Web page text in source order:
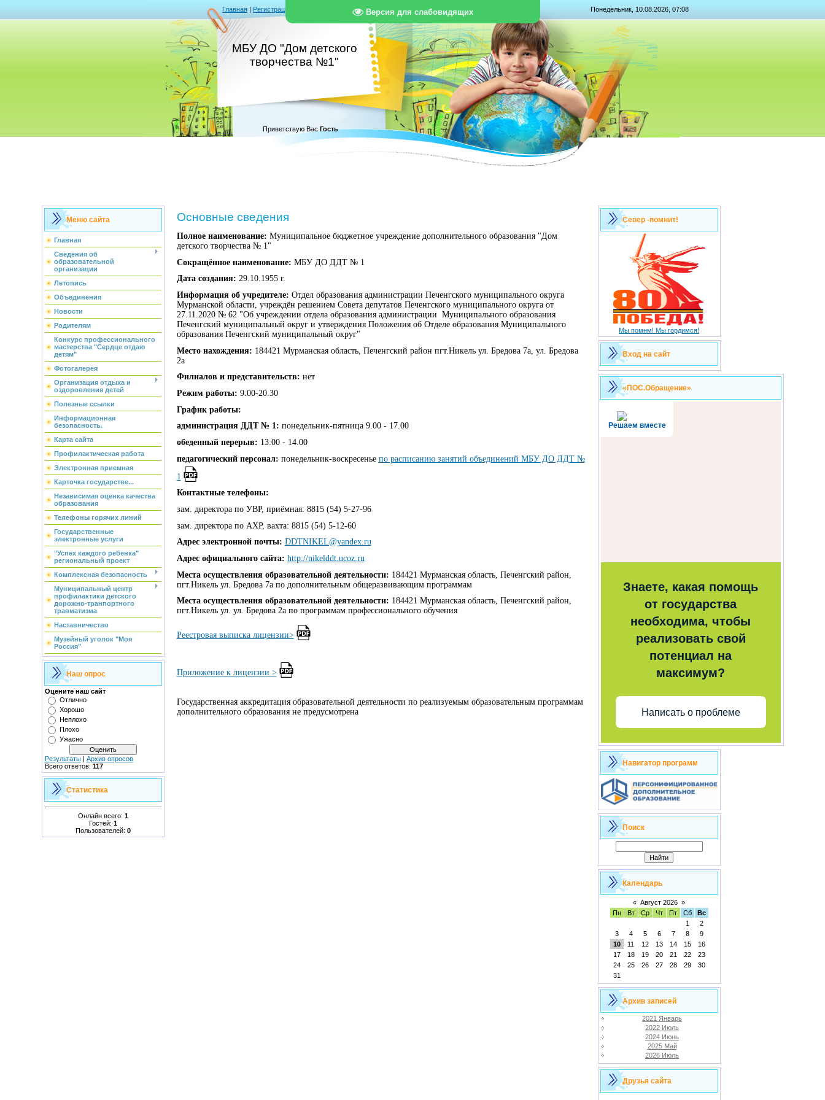
Версия для слабовидящих
Главная | Регистрация Понедельник, 10.08.2026, 07:08
МБУ ДО "Дом детского
творчества №1"
Приветствую Вас Гость
Меню сайта
Главная
Сведения об
образовательной
организации
Летопись
Объединения
Новости
Родителям
Конкурс профессионального
мастерства "Сердце отдаю
детям"
Фотогалерея
Организация отдыха и
оздоровления детей
Полезные ссылки
Информационная
безопасность.
Карта сайта
Профилактическая работа
Электронная приемная
Карточка государстве...
Независимая оценка качества
образования
Телефоны горячих линий
Государственные
электронные услуги
"Успех каждого ребенка"
региональный проект
Комплексная безопасность
Муниципальный центр
профилактики детского
дорожно-транпортного
травматизма
Наставничество
Музейный уголок "Моя
Россия"
Наш опрос
Оцените наш сайт
Отлично
Хорошо
Неплохо
Плохо
Ужасно
Результаты| Архив опросов
Всего ответов: 117
Статистика
Онлайн всего: 1
Гостей: 1
Пользователей: 0
Основные сведения
Полное наименование: Муниципальное бюджетное учреждение дополнительного образования "Дом
детского творчества № 1"
Сокращённое наименование: МБУ ДО ДДТ № 1
Дата создания: 29.10.1955 г.
Информация об учредителе: Отдел образования администрации Печенгского муниципального округа
Мурманской области, учреждён решением Совета депутатов Печенгского муниципального округа от
27.11.2020 № 62 "Об учреждении отдела образования администрации Муниципального образования
Печенгский муниципальный округ и утверждения Положения об Отделе образования Муниципального
образования Печенгский муниципальный округ"
Место нахождения: 184421 Мурманская область, Печенгский район пгт.Никель ул. Бредова 7а, ул. Бредова
2а
Филиалов и представительств: нет
Режим работы: 9.00-20.30
График работы:
администрация ДДТ № 1: понедельник-пятница 9.00 - 17.00
обеденный перерыв: 13:00 - 14.00
педагогический персонал: понедельник-воскресенье по расписанию занятий объединений МБУ ДО ДДТ №
1
Контактные телефоны:
зам. директора по УВР, приёмная: 8815 (54) 5-27-96
зам. директора по АХР, вахта: 8815 (54) 5-12-60
Адрес электронной почты: DDTNIKEL@yandex.ru
Адрес официального сайта: http://nikelddt.ucoz.ru
Места осуществления образовательной деятельности: 184421 Мурманская область, Печенгский район,
пгт.Никель ул. Бредова 7а по дополнительным общеразвивающим программам
Места осуществления образовательной деятельности: 184421 Мурманская область, Печенгский район,
пгт.Никель ул. ул. Бредова 2а по программам профессионального обучения
Реестровая выписка лицензии>
Приложение к лицензии >
Государственная аккредитация образовательной деятельности по реализуемым образовательным программам
дополнительного образования не предусмотрена
Север -помнит!
Мы помнм! Мы гордимся!
Вход на сайт
«ПОС.Обращение»
Решаем вместе
Знаете, какая помощь
от государства
необходима, чтобы
реализовать свой
потенциал на
максимум?
Написать о проблеме
Навигатор программ
Поиск
Календарь
« Август 2026 »
Пн
Вт Ср Чт Пт Сб
Вс
1
2
3
4 5 6 7 8
9
10
11 12 13 14 15
16
17
18 19 20 21 22
23
24
25 26 27 28 29
30
31
Архив записей
2021 Январь
2022 Июль
2024 Июнь
2025 Май
2026 Июль
Друзья сайта